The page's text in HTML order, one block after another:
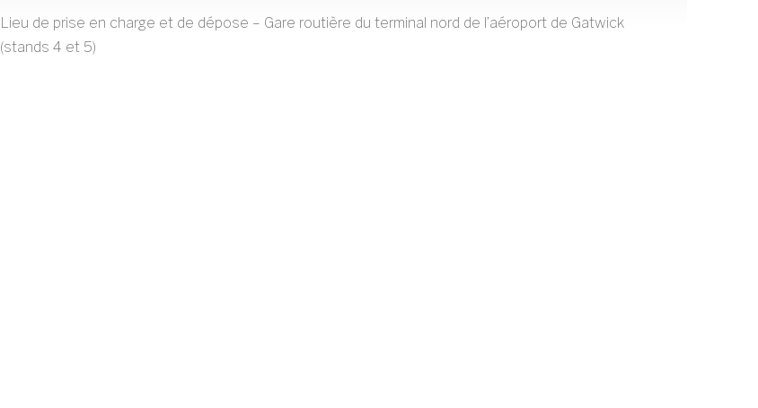
Lieu de prise en charge et de dépose – Gare routière du terminal nord de l’aéroport de Gatwick
(stands 4 et 5)